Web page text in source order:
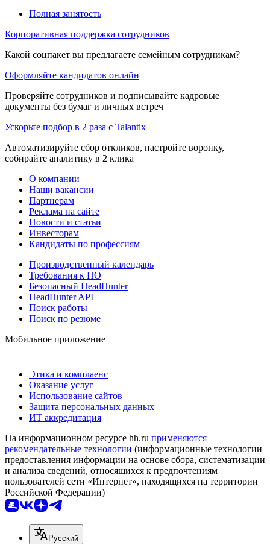
Полная занятость
Корпоративная поддержка сотрудников
Какой соцпакет вы предлагаете семейным сотрудникам?
Оформляйте кандидатов онлайн
Проверяйте сотрудников и подписывайте кадровые
документы без бумаг и личных встреч
Ускорьте подбор в 2 раза с Talantix
Автоматизируйте сбор откликов, настройте воронку,
собирайте аналитику в 2 клика
О компании
Наши вакансии
Партнерам
Реклама на сайте
Новости и статьи
Инвесторам
Кандидаты по профессиям
Производственный календарь
Требования к ПО
Безопасный HeadHunter
HeadHunter API
Поиск работы
Поиск по резюме
Мобильное приложение
Этика и комплаенс
Оказание услуг
Использование сайтов
Защита персональных данных
ИТ аккредитация
На информационном ресурсе hh.ru применяются
рекомендательные технологии (информационные технологии
предоставления информации на основе сбора, систематизации
и анализа сведений, относящихся к предпочтениям
пользователей сети «Интернет», находящихся на территории
Российской Федерации)
Русский